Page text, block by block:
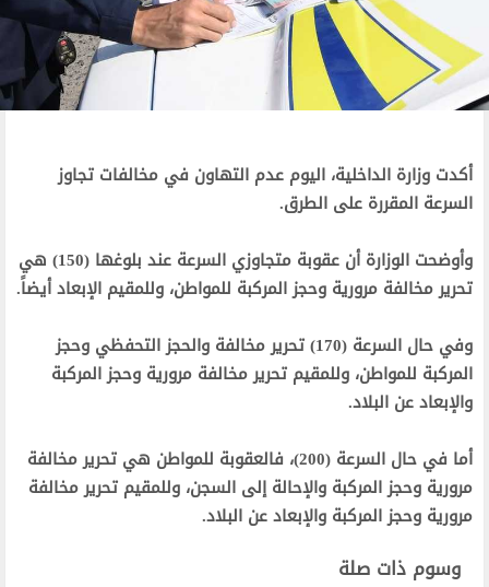
أكدت وزارة الداخلية، اليوم عدم التهاون في مخالفات تجاوز
السرعة المقررة على الطرق.
وأوضحت الوزارة أن عقوبة متجاوزي السرعة عند بلوغها (150) هي
تحرير مخالفة مرورية وحجز المركبة للمواطن، وللمقيم الإبعاد أيضاً.
وفي حال السرعة (170) تحرير مخالفة والحجز التحفظي وحجز
المركبة للمواطن، وللمقيم تحرير مخالفة مرورية وحجز المركبة
والإبعاد عن البلاد.
أما في حال السرعة (200)، فالعقوبة للمواطن هي تحرير مخالفة
مرورية وحجز المركبة والإحالة إلى السجن، وللمقيم تحرير مخالفة
مرورية وحجز المركبة والإبعاد عن البلاد.
وسوم ذات صلة